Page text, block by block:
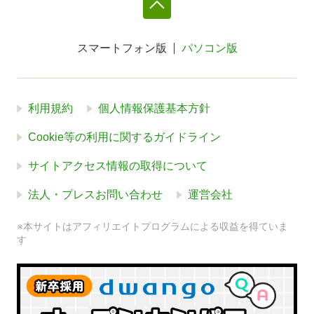
スマートフォン版 パソコン版
利用規約 個人情報保護基本方針
Cookie等の利用に関するガイドライン
サイトアクセス情報の取得について
法人・プレスお問い合わせ 運営会社
※本サイトはアフィリエイトプログラムによる収益を得ていま
す